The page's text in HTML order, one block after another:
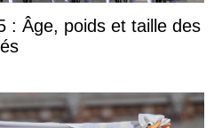
: Âge, poids et taille des